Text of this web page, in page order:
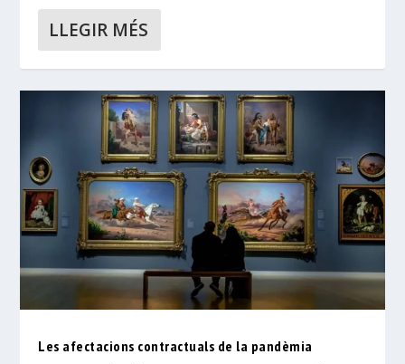
LLEGIR MÉS
Les afectacions contractuals de la pandèmia